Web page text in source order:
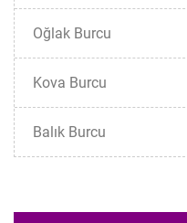
Oğlak Burcu
Kova Burcu
Balık Burcu